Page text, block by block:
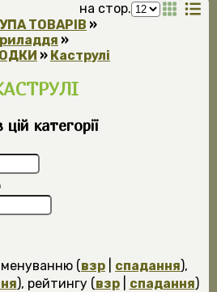
на стор.
ТОВАРІВ »
»
» Каструлі
категорії
(взр спадання),
), рейтингу (взр| спадання)